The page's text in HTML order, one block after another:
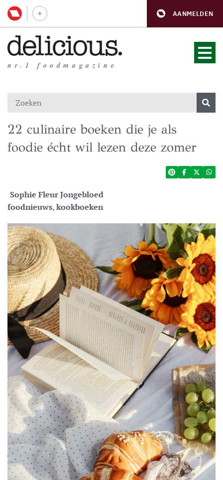
AANMELDEN
nr.1 foodmagazine
22 culinaire boeken die je als
foodie écht wil lezen deze zomer
Sophie Fleur Jongebloed
foodnieuws,kookboeken